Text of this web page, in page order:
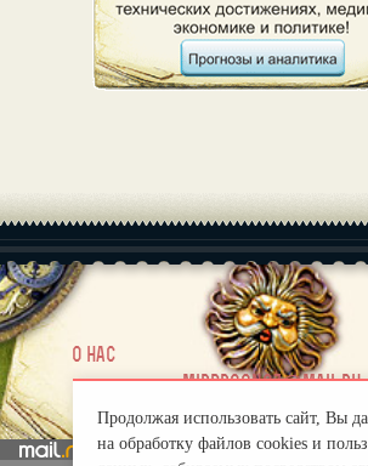
О нас |
mirprognoz@mail.ru
Продолжая использовать сайт, Вы
на обработку файлов cookies и